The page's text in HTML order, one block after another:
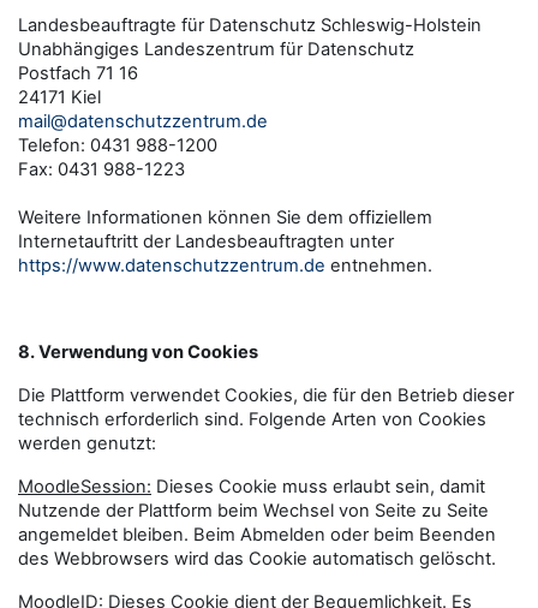
Landesbeauftragte für Datenschutz Schleswig-Holstein
Unabhängiges Landeszentrum für Datenschutz
Postfach 71 16
24171 Kiel
mail@datenschutzzentrum.de
Telefon: 0431 988-1200
Fax: 0431 988-1223
Weitere Informationen können Sie dem offiziellem
Internetauftritt der Landesbeauftragten unter
https://www.datenschutzzentrum.de entnehmen.
8. Verwendung von Cookies
Die Plattform verwendet Cookies, die für den Betrieb dieser
technisch erforderlich sind. Folgende Arten von Cookies
werden genutzt:
MoodleSession: Dieses Cookie muss erlaubt sein, damit
Nutzende der Plattform beim Wechsel von Seite zu Seite
angemeldet bleiben. Beim Abmelden oder beim Beenden
des Webbrowsers wird das Cookie automatisch gelöscht.
MoodleID: Dieses Cookie dient der Bequemlichkeit. Es